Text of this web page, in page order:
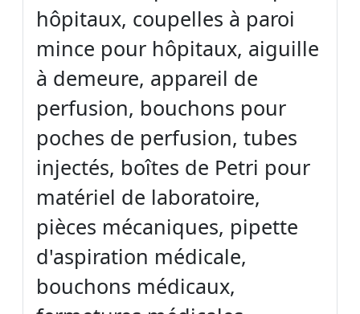
hôpitaux, coupelles à paroi
mince pour hôpitaux, aiguille
à demeure, appareil de
perfusion, bouchons pour
poches de perfusion, tubes
injectés, boîtes de Petri pour
matériel de laboratoire,
pièces mécaniques, pipette
d'aspiration médicale,
bouchons médicaux,